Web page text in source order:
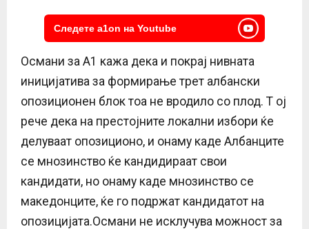
Следете a1on на Youtube
Османи за А1 кажа дека и покрај нивната
иницијатива за формирање трет албански
опозиционен блок тоа не вродило со плод. Т ој
рече дека на престојните локални избори ќе
делуваат опозиционо, и онаму каде Албанците
се мнозинство ќе кандидираат свои
кандидати, но онаму каде мнозинство се
македонците, ќе го подржат кандидатот на
опозицијата.Османи не исклучува можност за